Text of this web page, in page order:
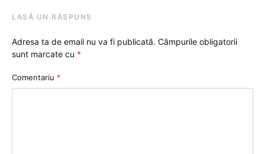
LASĂ UN RĂSPUNS
Adresa ta de email nu va fi publicată. Câmpurile obligatorii
sunt marcate cu *
Comentariu *